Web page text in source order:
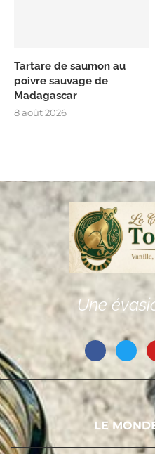
Tartare de saumon au
poivre sauvage de
Madagascar
8 août 2026
Une
LE